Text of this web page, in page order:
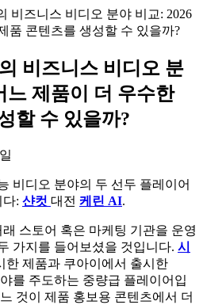
비즈니스 비디오 분야 비교: 2026
품 콘텐츠를 생성할 수 있을까?
비즈니스 비디오 분
느 제품이 더 우수한
할 수 있을까?
비디오 분야의 두 선두 플레이어
다: 샨컷 대전 케린 AI.
스토어 혹은 마케팅 기관을 운영
가지를 들어보셨을 것입니다. 시
한 제품과 쿠아이에서 출시한
를 주도하는 중량급 플레이어입
것이 제품 홍보용 콘텐츠에서 더